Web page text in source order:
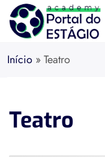
Início »Teatro
Teatro